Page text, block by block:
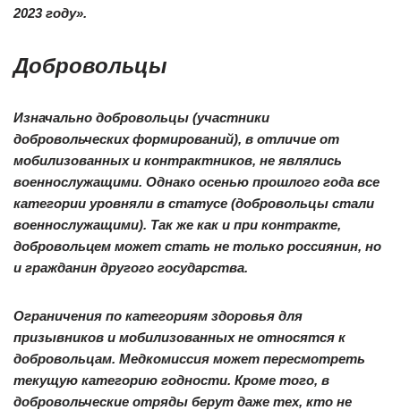
2023 году».
Добровольцы
Изначально добровольцы (участники
добровольческих формирований), в отличие от
мобилизованных и контрактников, не являлись
военнослужащими. Однако осенью прошлого года все
категории уровняли в статусе (добровольцы стали
военнослужащими). Так же как и при контракте,
добровольцем может стать не только россиянин, но
и гражданин другого государства.
Ограничения по категориям здоровья для
призывников и мобилизованных не относятся к
добровольцам. Медкомиссия может пересмотреть
текущую категорию годности. Кроме того, в
добровольческие отряды берут даже тех, кто не